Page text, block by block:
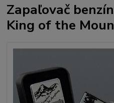
Zapaľovač
King of the